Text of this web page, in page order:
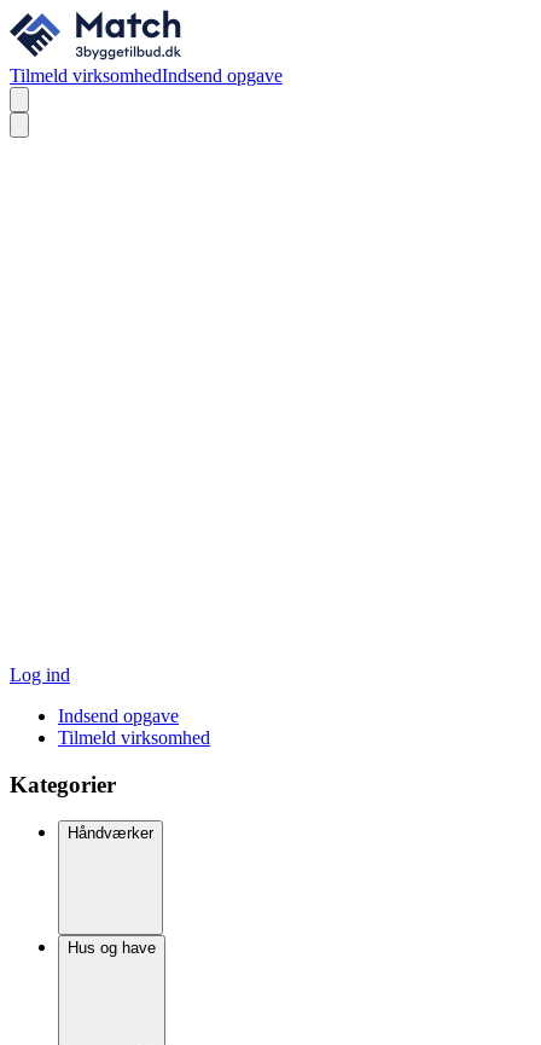
Tilmeld virksomhedIndsend opgave
Log ind
Indsend opgave
Tilmeld virksomhed
Kategorier
Håndværker
Hus og have